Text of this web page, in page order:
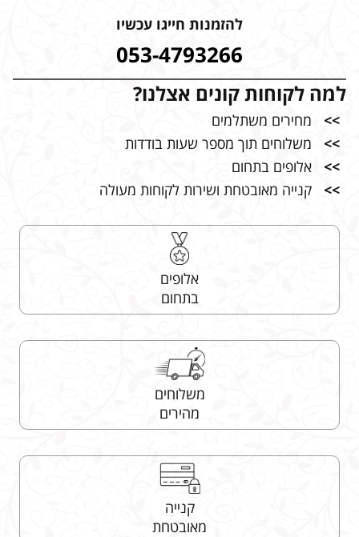
להזמנות חייגו עכשיו
053-4793266
למה לקוחות קונים אצלנו?
>>
מחירים משתלמים
>>
משלוחים תוך מספר שעות בודדות
>>
אלופים בתחום
>>
קנייה מאובטחת ושירות לקוחות מעולה
אלופים
בתחום
משלוחים
מהירים
קנייה
מאובטחת